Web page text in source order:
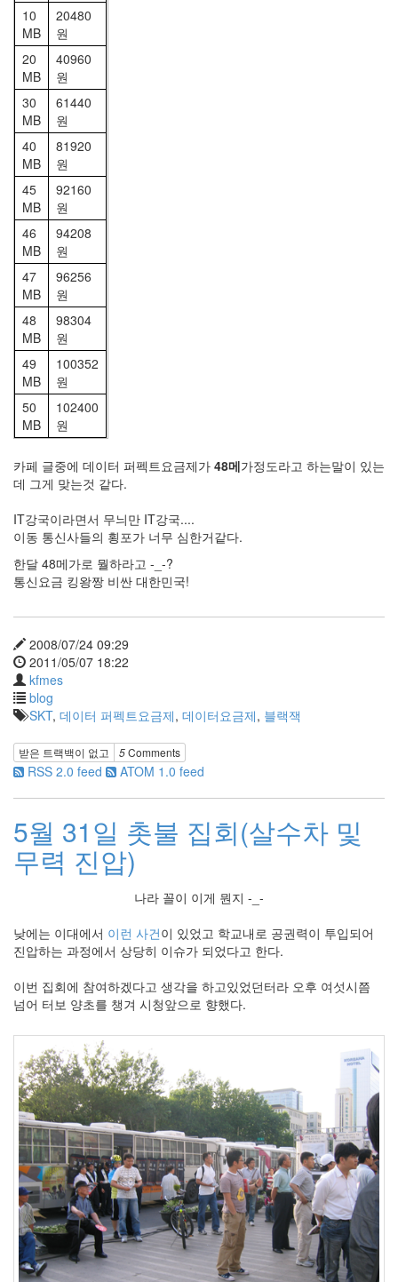
10
MB
20480
원
20
MB
40960
원
30
MB
61440
원
40
MB
81920
원
45
MB
92160
원
46
MB
94208
원
47
MB
96256
원
48
MB
98304
원
49
MB
100352
원
50
MB
102400
원
카페 글중에 데이터 퍼펙트요금제가 48메가정도라고 하는말이 있는
데 그게 맞는것 같다.
IT강국이라면서 무늬만 IT강국....
이동 통신사들의 횡포가 너무 심한거같다.
한달 48메가로 뭘하라고 -_-?
통신요금 킹왕짱 비싼 대한민국!
2008/07/24 09:29
2011/05/07 18:22
kfmes
blog
SKT, 데이터 퍼펙트요금제, 데이터요금제, 블랙잭
받은 트랙백이 없고 5Comments
RSS 2.0 feed ATOM 1.0 feed
5월 31일 촛불 집회(살수차 및
무력 진압)
나라 꼴이 이게 뭔지 -_-
낮에는 이대에서 이런 사건이 있었고 학교내로 공권력이 투입되어
진압하는 과정에서 상당히 이슈가 되었다고 한다.
이번 집회에 참여하겠다고 생각을 하고있었던터라 오후 여섯시쯤
넘어 터보 양초를 챙겨 시청앞으로 향했다.